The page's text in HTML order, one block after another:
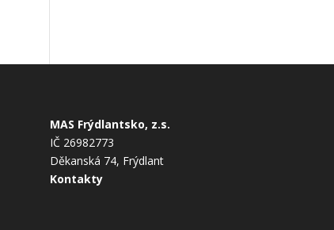
MAS Frýdlantsko, z.s.
IČ 26982773
Děkanská 74, Frýdlant
Kontakty